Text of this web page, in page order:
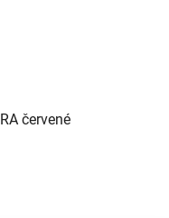
červené